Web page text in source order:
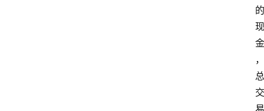
的
现
金
，
总
交
易